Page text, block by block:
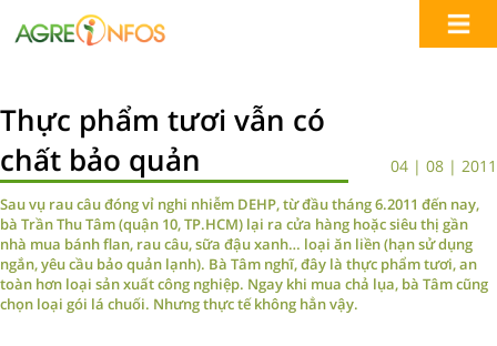
Thực phẩm tươi vẫn có
chất bảo quản
04 | 08 | 2011
Sau vụ rau câu đóng vỉ nghi nhiễm DEHP, từ đầu tháng 6.2011 đến nay,
bà Trần Thu Tâm (quận 10, TP.HCM) lại ra cửa hàng hoặc siêu thị gần
nhà mua bánh flan, rau câu, sữa đậu xanh… loại ăn liền (hạn sử dụng
ngắn, yêu cầu bảo quản lạnh). Bà Tâm nghĩ, đây là thực phẩm tươi, an
toàn hơn loại sản xuất công nghiệp. Ngay khi mua chả lụa, bà Tâm cũng
chọn loại gói lá chuối. Nhưng thực tế không hẳn vậy.